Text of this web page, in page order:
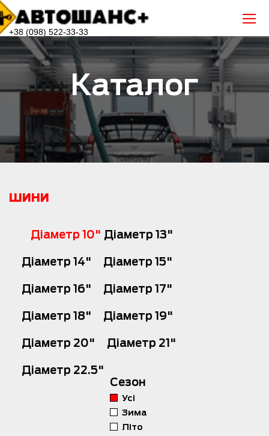
+38 (098) 522-33-33
Каталог
ШИНИ
Діаметр 10" Діаметр 13"
Діаметр 14" Діаметр 15"
Діаметр 16" Діаметр 17"
Діаметр 18" Діаметр 19"
Діаметр 20" Діаметр 21"
Діаметр 22.5"
Сезон
Усі
Зима
Літо